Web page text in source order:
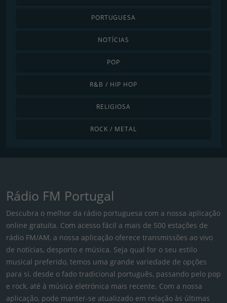
PORTUGUESA
NOTÍCIAS
POP
R&B / HIP HOP
RELIGIOSA
ROCK / METAL
Rádio FM Portugal
Descubra o melhor da rádio portuguesa com a nossa aplicação
online gratuita. Com acesso fácil a mais de 500 estações de
rádio FM/AM, a nossa aplicação oferece transmissões ao vivo
de notícias, desporto e música. Seja qual for o seu estilo
musical preferido, temos uma grande variedade de opções
para si, desde o fado tradicional português, passando pelo pop
e rock, até à música eletrónica mais recente. Com a nossa
aplicação, pode manter-se atualizado em relação às últimas